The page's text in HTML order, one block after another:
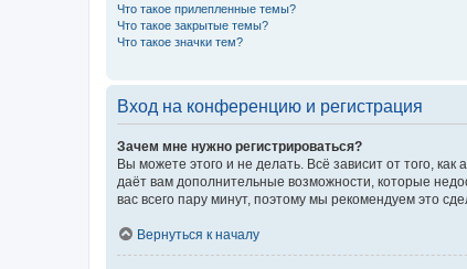
Что такое прилепленные темы?
Что такое закрытые темы?
Что такое значки тем?
Вход на конференцию и регистрация
Зачем мне нужно регистрироваться?
Вы можете этого и не делать. Всё зависит от того,
даёт вам дополнительные возможности, которые
вас всего пару минут, поэтому мы рекомендуем это
Вернуться к началу